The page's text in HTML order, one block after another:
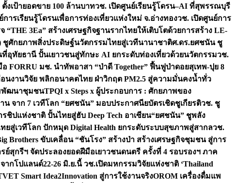
ตั้งเป้ายอดขาย 100 ล้านบาทวช. เปิดศูนย์เรียนรู้โดรน–AI ที่สุพรรณบุรี
ารเรียนรู้โดรนเพื่อการท่องเที่ยวแห่งใหม่ จ.อ่างทองวช. เปิดศูนย์การ
“THE 3Ea” สร้างเศรษฐกิจฐานรากไทยให้เติบโตด้วยการสร้าง LE-
ชูศักยภาพสิ่งประดิษฐ์นวัตกรรมไทยสู่เวทีนานาชาติศ.ดร.ยศชนัน ชู
ที่อุทัยธานี ปั้นเยาวชนสู่ทักษะ AI ยกระดับท่องเที่ยวด้วยนวัตกรรมวช.
FORRU มช. นำทัพอาสา “ป่าดี Together” ฟื้นฟูป่าดอยสุเทพ-ปุย 8
นงานวิจัย พลิกอนาคตไทย ฝ่าวิกฤต PM2.5 สู่ความมั่นคงน้ำทั่ว
พัฒนาชุมชนTPQI x Steps x ผู้ประกอบการ : ศักยภาพของ
จาก 7 เวทีโลก “ยศชนัน” มอบประกาศนียบัตรเชิดชูเกียรติวช. ชู
ชิปแห่งชาติ ปั้นไทยสู่ฮับ Deep Tech อาเซียน“ยศชนัน” ชูพลัง
ยสู่เวทีโลก ปักหมุด Digital Health ยกระดับระบบสุขภาพสู่สากลวช.
Brothers ขับเคลื่อน “ชันโรง” สร้างป่า สร้างเศรษฐกิจชุมชน สู่การ
ย์สุกรีฯ จัดประลองยอดฝีมือเยาวชนดนตรี ครั้งที่ 4 รอบรองฯ ภาค
จากโปแลนด์22-26 มิ.ย.นี้ วช.เปิดมหกรรมวิจัยแห่งชาติ ‘Thailand
Smart Idea2Innovation สู่การใช้งานจริงOROM เครื่องดื่มแพ